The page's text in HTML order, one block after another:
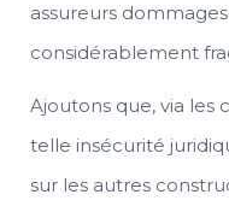
assureurs
considérablement
Ajoutons que, via les
telle insécurité
sur les autres